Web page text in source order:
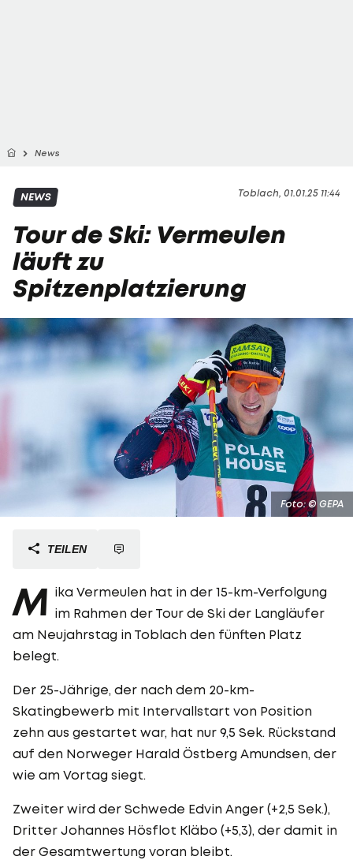
News
Toblach, 01.01.25 11:44
NEWS
Tour de Ski: Vermeulen
läuft zu
Spitzenplatzierung
Foto: © GEPA
TEILEN
M ika Vermeulen hat in der 15-km-Verfolgung
im Rahmen der Tour de Ski der Langläufer
am Neujahrstag in Toblach den fünften Platz
belegt.
Der 25-Jährige, der nach dem 20-km-
Skatingbewerb mit Intervallstart von Position
zehn aus gestartet war, hat nur 9,5 Sek. Rückstand
auf den Norweger Harald Östberg Amundsen, der
wie am Vortag siegt.
Zweiter wird der Schwede Edvin Anger (+2,5 Sek.),
Dritter Johannes Hösflot Kläbo (+5,3), der damit in
der Gesamtwertung voran bleibt.